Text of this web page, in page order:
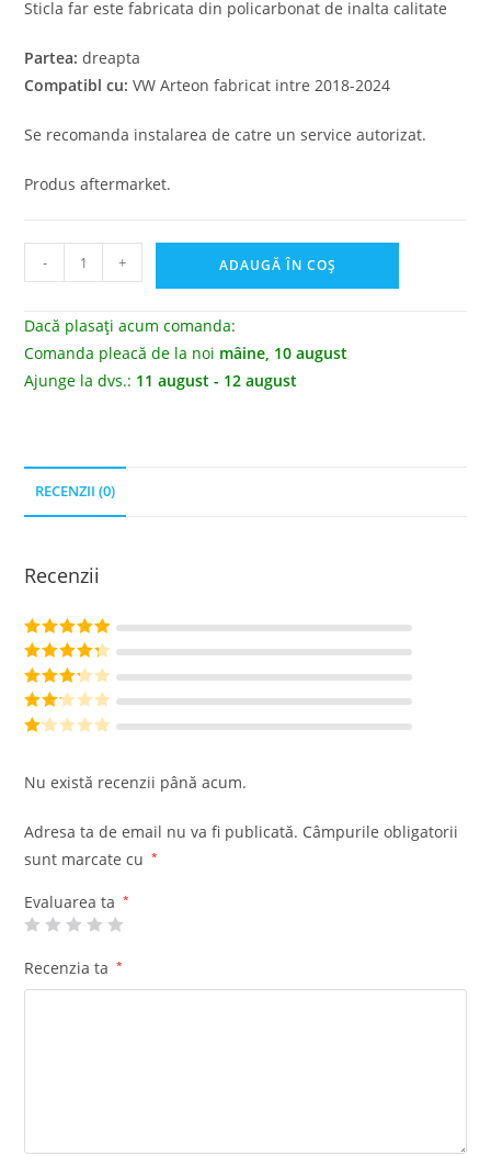
Sticla far este fabricata din policarbonat de inalta calitate
Partea: dreapta
Compatibl cu: VW Arteon fabricat intre 2018-2024
Se recomanda instalarea de catre un service autorizat.
Produs aftermarket.
- + ADAUGĂ ÎN COȘ
Dacă plasați acum comanda:
Comanda pleacă de la noi mâine, 10 august
Ajunge la dvs.: 11 august - 12 august
RECENZII (0)
Recenzii
Evaluat la5
din 5
Evaluat la
4din 5
Evaluat
la3din
Evalu
1
n
Nu există recenzii până acum.
Adresa ta de email nu va fi publicată. Câmpurile obligatorii
sunt marcate cu
*
Evaluarea ta *
Recenzia ta *